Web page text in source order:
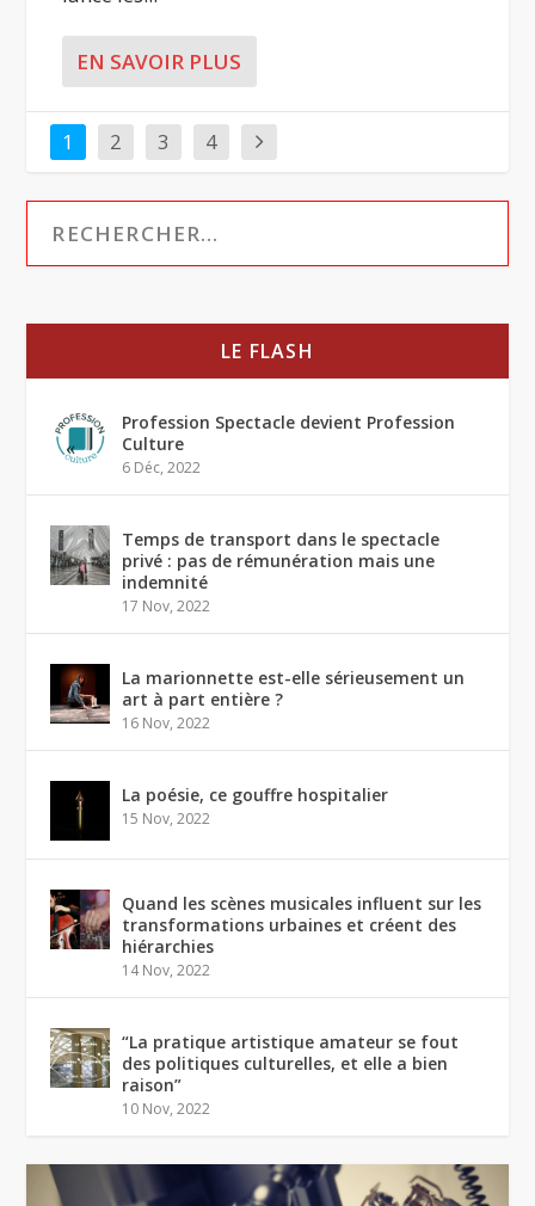
EN SAVOIR PLUS
1 2 3 4
LE FLASH
Profession Spectacle devient Profession
Culture
6 Déc, 2022
Temps de transport dans le spectacle
privé : pas de rémunération mais une
indemnité
17 Nov, 2022
La marionnette est-elle sérieusement un
art à part entière ?
16 Nov, 2022
La poésie, ce gouffre hospitalier
15 Nov, 2022
Quand les scènes musicales influent sur les
transformations urbaines et créent des
hiérarchies
14 Nov, 2022
“La pratique artistique amateur se fout
des politiques culturelles, et elle a bien
raison”
10 Nov, 2022